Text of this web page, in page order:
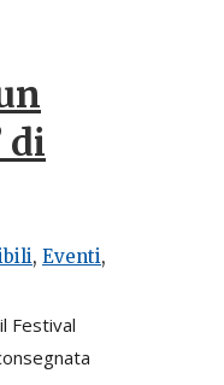
di
, Eventi,
Festival